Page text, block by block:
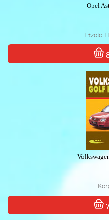
Opel
Etzold